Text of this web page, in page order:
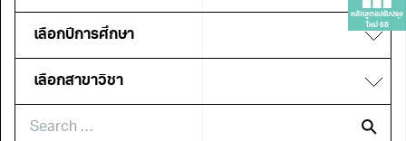
หลักสูตรปรับปรุง
ใหม่ 68